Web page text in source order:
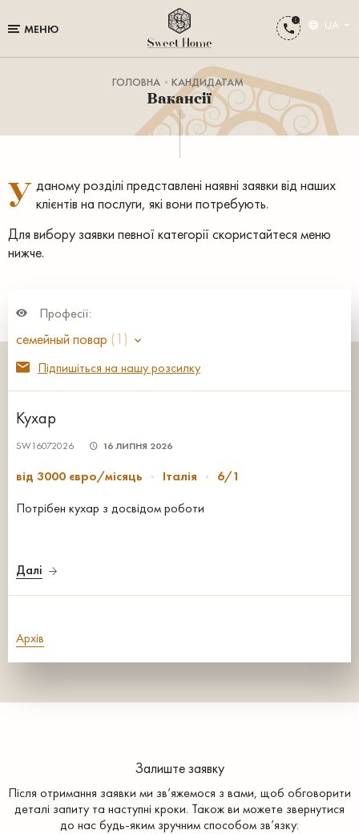
МЕНЮ UA
ГОЛОВНА КАНДИДАТАМ
Вакансії
У даному розділі представлені наявні заявки від наших
клієнтів на послуги, які вони потребують.
Для вибору заявки певної категорії скористайтеся меню
нижче.
Професії:
семейный повар (1)
Підпишіться на нашу розсилку
Кухар
SW16072026 16 ЛИПНЯ 2026
від 3000 євро/місяць Італія
6/1
Потрібен кухар з досвідом роботи
Далі
Архів
Залиште заявку
Після отримання заявки ми зв’яжемося з вами, щоб обговорити
деталі запиту та наступні кроки. Також ви можете звернутися
до нас будь-яким зручним способом зв’язку: